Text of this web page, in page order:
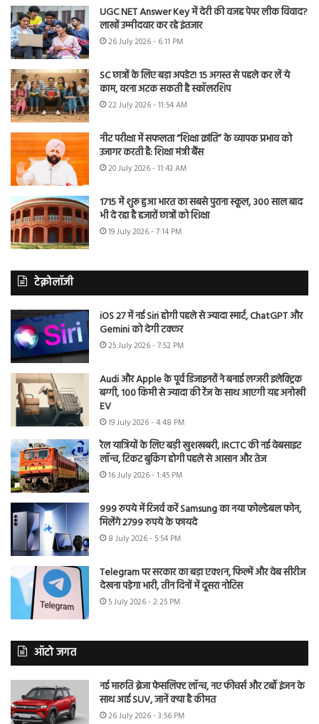
UGC NET Answer Key में देरी की वजह पेपर लीक विवाद?
लाखों उम्मीदवार कर रहे इंतजार
26 July 2026 - 6:11 PM
SC छात्रों के लिए बड़ा अपडेट! 15 अगस्त से पहले कर लें ये
काम, वरना अटक सकती है स्कॉलरशिप
22 July 2026 - 11:54 AM
नीट परीक्षा में सफलता “शिक्षा क्रांति” के व्यापक प्रभाव को
उजागर करती है: शिक्षा मंत्री बैंस
20 July 2026 - 11:43 AM
1715 में शुरू हुआ भारत का सबसे पुराना स्कूल, 300 साल बाद
भी दे रहा है हजारों छात्रों को शिक्षा
19 July 2026 - 7:14 PM
टेक्नोलॉजी
iOS 27 में नई Siri होगी पहले से ज्यादा स्मार्ट, ChatGPT और
Gemini को देगी टक्कर
25 July 2026 - 7:52 PM
Audi और Apple के पूर्व डिजाइनरों ने बनाई लग्जरी इलेक्ट्रिक
बग्गी, 100 किमी से ज्यादा की रेंज के साथ आएगी यह अनोखी
EV
19 July 2026 - 4:48 PM
रेल यात्रियों के लिए बड़ी खुशखबरी, IRCTC की नई वेबसाइट
लॉन्च, टिकट बुकिंग होगी पहले से आसान और तेज
16 July 2026 - 1:45 PM
999 रुपये में रिजर्व करें Samsung का नया फोल्डेबल फोन,
मिलेंगे 2799 रुपये के फायदे
8 July 2026 - 5:54 PM
Telegram पर सरकार का बड़ा एक्शन, फिल्में और वेब सीरीज
देखना पड़ेगा भारी, तीन दिनों में दूसरा नोटिस
5 July 2026 - 2:25 PM
ऑटो जगत
नई मारुति ब्रेजा फेसलिफ्ट लॉन्च, नए फीचर्स और टर्बो इंजन के
साथ आई SUV, जानें क्या है कीमत
26 July 2026 - 3:56 PM